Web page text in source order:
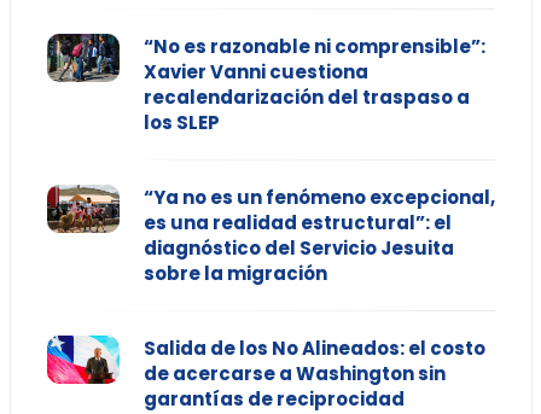
“No es razonable ni comprensible”:
Xavier Vanni cuestiona
recalendarización del traspaso a
los SLEP
“Ya no es un fenómeno excepcional,
es una realidad estructural”: el
diagnóstico del Servicio Jesuita
sobre la migración
Salida de los No Alineados: el costo
de acercarse a Washington sin
garantías de reciprocidad